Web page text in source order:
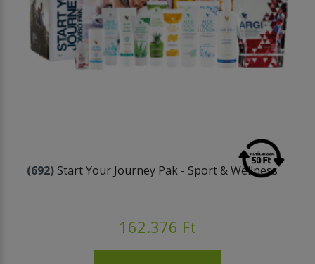
(692) Start Your Journey Pak - Sport & Wellness
162.376 Ft